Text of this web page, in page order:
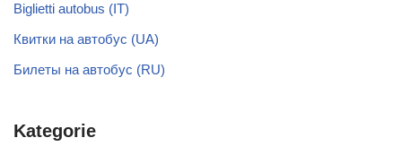
Biglietti autobus (IT)
Квитки на автобус (UA)
Билеты на автобус (RU)
Kategorie